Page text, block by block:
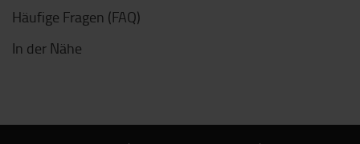
Häufige Fragen (FAQ)
In der Nähe